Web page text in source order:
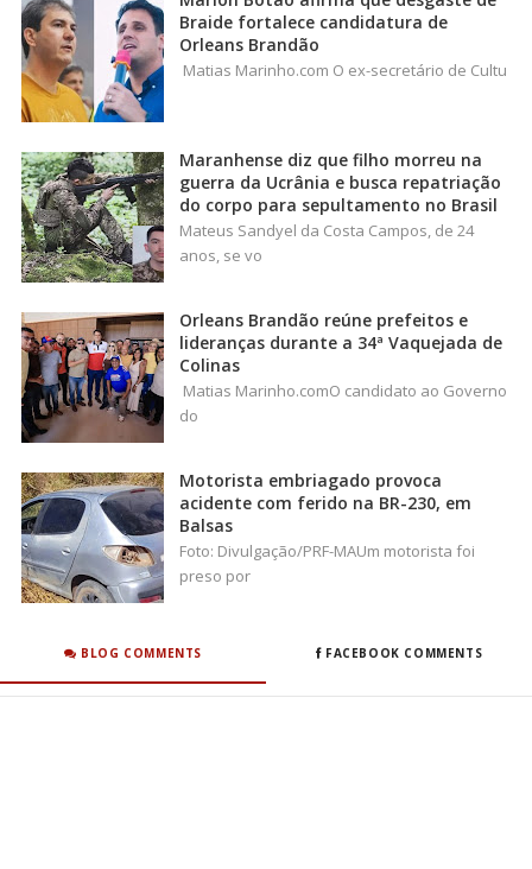
Braide fortalece candidatura de
Orleans Brandão
Matias Marinho.com O ex-secretário de Cultu
Maranhense diz que filho morreu na
guerra da Ucrânia e busca repatriação
do corpo para sepultamento no Brasil
Mateus Sandyel da Costa Campos, de 24
anos, se vo
Orleans Brandão reúne prefeitos e
lideranças durante a 34ª Vaquejada de
Colinas
Matias Marinho.comO candidato ao Governo
do
Motorista embriagado provoca
acidente com ferido na BR-230, em
Balsas
Foto: Divulgação/PRF-MAUm motorista foi
preso por
BLOG COMMENTS FACEBOOK COMMENTS